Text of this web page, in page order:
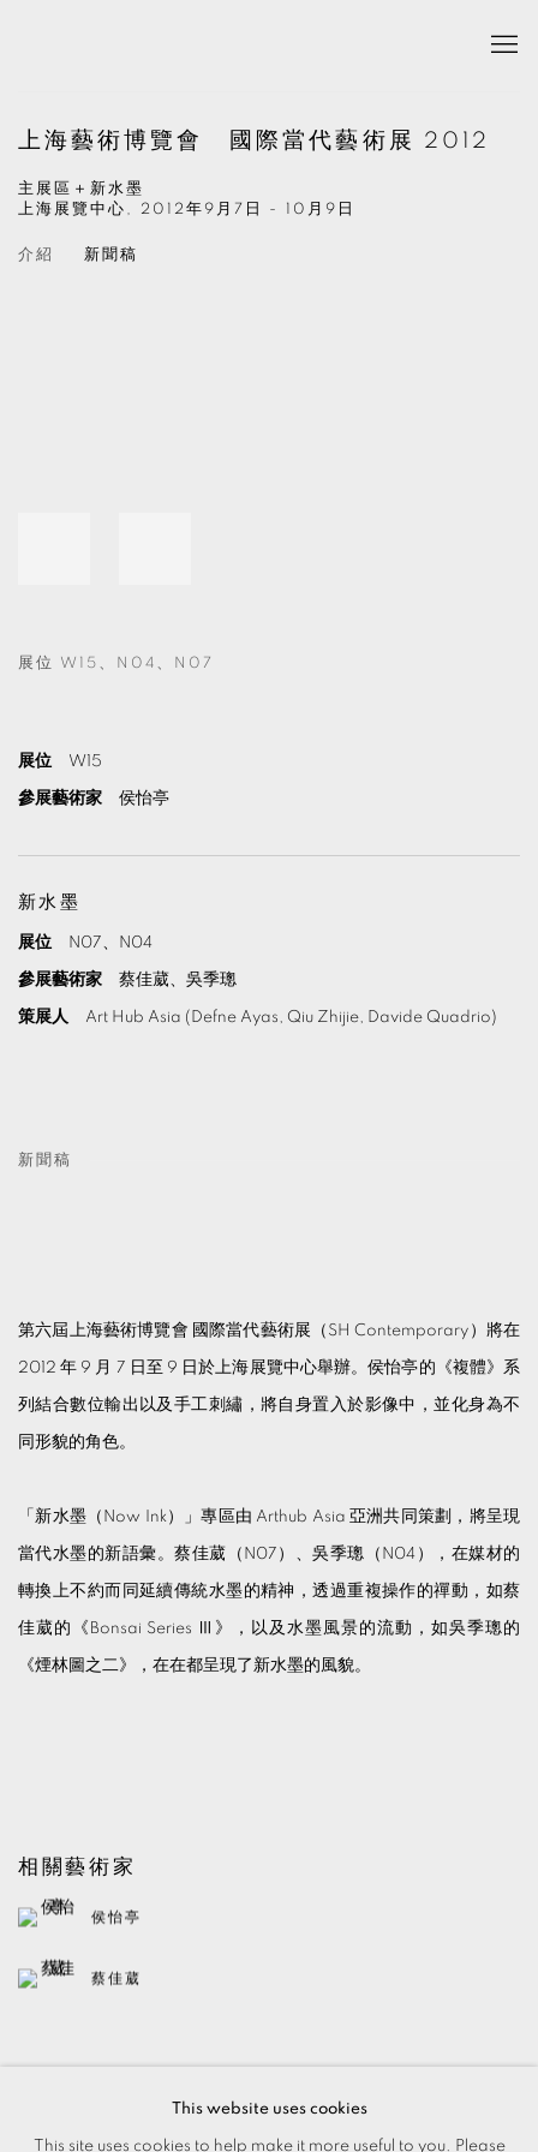
上海藝術博覽會 國際當代藝術展 2012
主展區＋新水墨
上海展覽中心,
2012年9月7日 - 10月9日
介紹 新聞稿
展位 W15、N04、N07
展位 W15
參展藝術家 侯怡亭
新水墨
展位 N07、N04
參展藝術家 蔡佳葳、吳季璁
策展人 Art Hub Asia (Defne Ayas, Qiu Zhijie, Davide Quadrio)
新聞稿
第六屆上海藝術博覽會 國際當代藝術展（SH Contemporary）將在
2012 年 9 月 7 日至 9 日於上海展覽中心舉辦。侯怡亭的《複體》系
列結合數位輸出以及手工刺繡，將自身置入於影像中，並化身為不
同形貌的角色。
「新水墨（Now Ink）」專區由 Arthub Asia 亞洲共同策劃，將呈現
當代水墨的新語彙。蔡佳葳（N07）、吳季璁（N04），在媒材的
轉換上不約而同延續傳統水墨的精神，透過重複操作的禪動，如蔡
佳葳的《Bonsai Series Ⅲ》，以及水墨風景的流動，如吳季璁的
《煙林圖之二》，在在都呈現了新水墨的風貌。
相關藝術家
侯怡亭
蔡佳葳
BACK TO ART FAIRS
This website uses cookies
This site uses cookies to help make it more useful to you. Please